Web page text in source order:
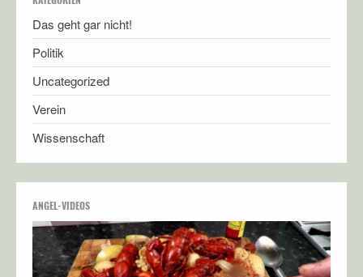
Das geht gar nicht!
Politik
Uncategorized
Verein
Wissenschaft
ANGEL-VIDEOS